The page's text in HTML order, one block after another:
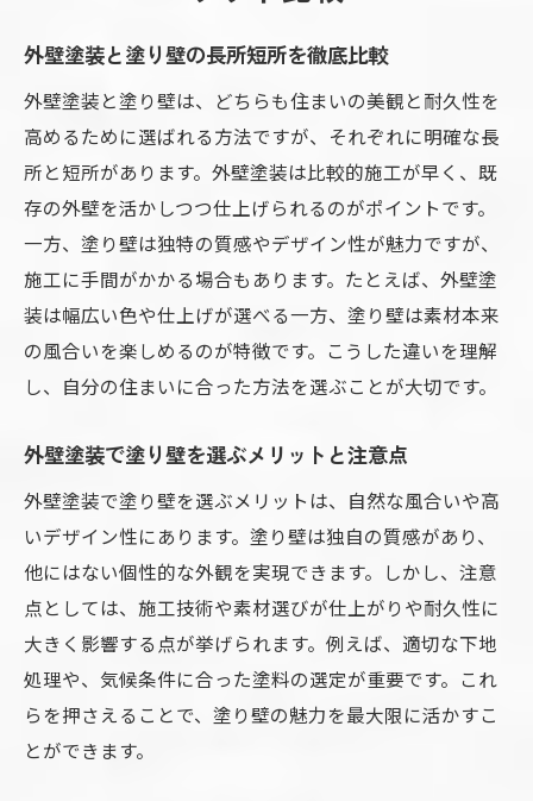
外壁塗装と塗り壁の長所短所を徹底比較
外壁塗装と塗り壁は、どちらも住まいの美観と耐久性を
高めるために選ばれる方法ですが、それぞれに明確な長
所と短所があります。外壁塗装は比較的施工が早く、既
存の外壁を活かしつつ仕上げられるのがポイントです。
一方、塗り壁は独特の質感やデザイン性が魅力ですが、
施工に手間がかかる場合もあります。たとえば、外壁塗
装は幅広い色や仕上げが選べる一方、塗り壁は素材本来
の風合いを楽しめるのが特徴です。こうした違いを理解
し、自分の住まいに合った方法を選ぶことが大切です。
外壁塗装で塗り壁を選ぶメリットと注意点
外壁塗装で塗り壁を選ぶメリットは、自然な風合いや高
いデザイン性にあります。塗り壁は独自の質感があり、
他にはない個性的な外観を実現できます。しかし、注意
点としては、施工技術や素材選びが仕上がりや耐久性に
大きく影響する点が挙げられます。例えば、適切な下地
処理や、気候条件に合った塗料の選定が重要です。これ
らを押さえることで、塗り壁の魅力を最大限に活かすこ
とができます。